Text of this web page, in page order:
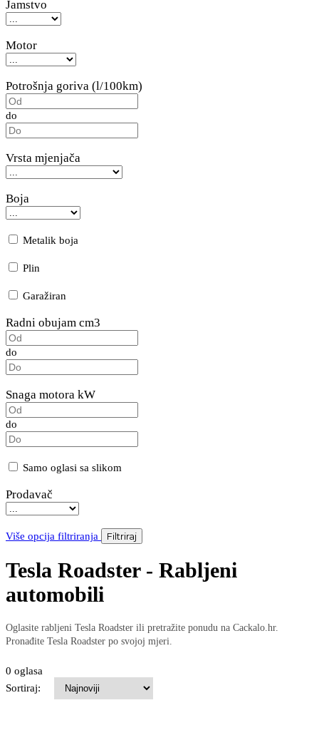
Jamstvo
Motor
Potrošnja goriva (l/100km)
do
Vrsta mjenjača
Boja
Metalik boja
Plin
Garažiran
Radni obujam cm3
do
Snaga motora kW
do
Samo oglasi sa slikom
Prodavač
Više opcija filtriranja Filtriraj
Tesla Roadster - Rabljeni
automobili
Oglasite rabljeni Tesla Roadster ili pretražite ponudu na Cackalo.hr.
Pronađite Tesla Roadster po svojoj mjeri.
0 oglasa
Sortiraj: